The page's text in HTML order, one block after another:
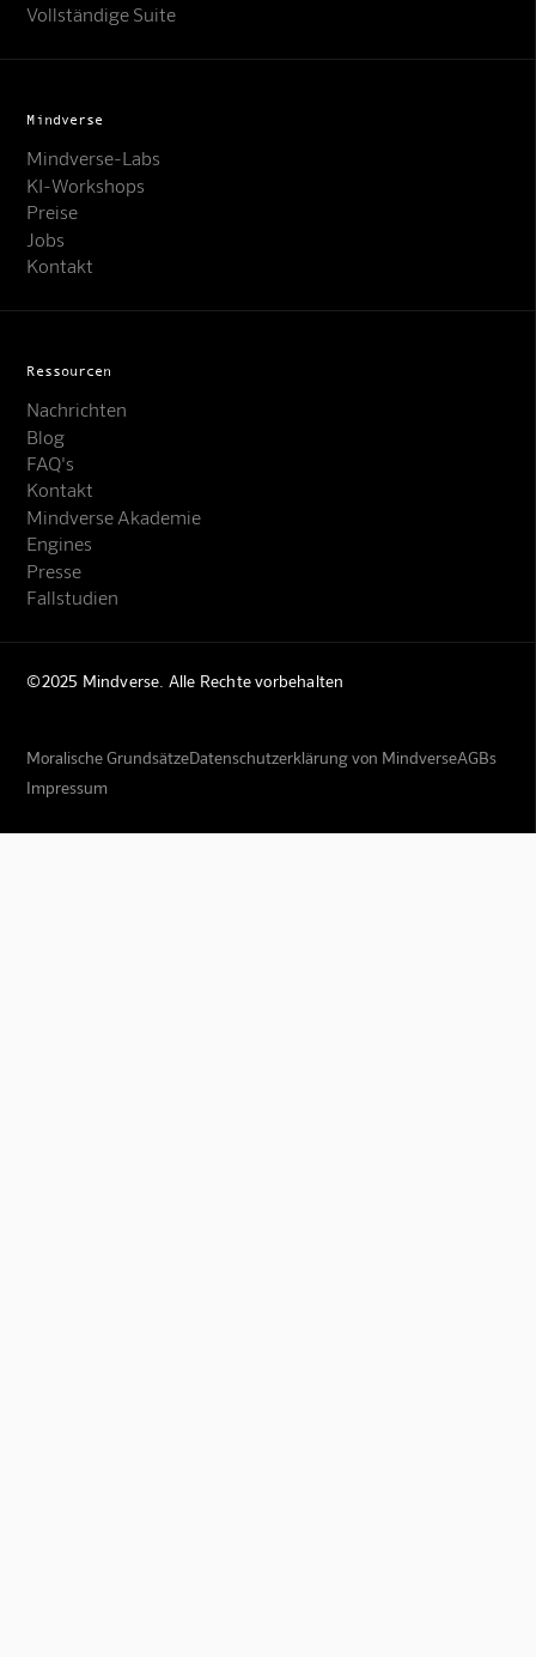
Vollständige Suite
Mindverse
Mindverse-Labs
KI-Workshops
Preise
Jobs
Kontakt
Ressourcen
Nachrichten
Blog
FAQ's
Kontakt
Mindverse Akademie
Engines
Presse
Fallstudien
©2025 Mindverse. Alle Rechte vorbehalten
Moralische GrundsätzeDatenschutzerklärung von MindverseAGBs
Impressum